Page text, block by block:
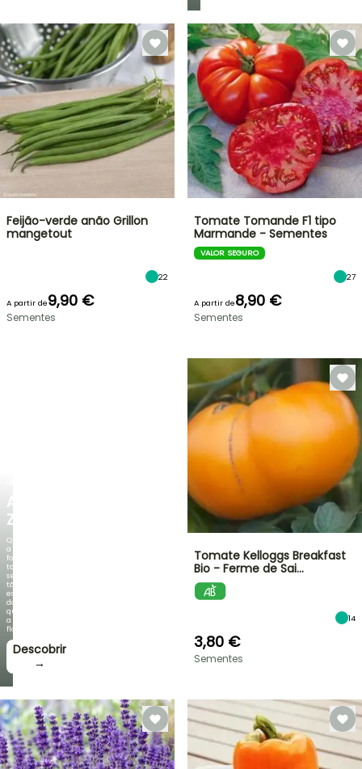
AGAPANTHUS
ZAMBEZI
Quando
a
folhagem
torna-
se
tão
espetacular
do
que
a
floração!
Descobrir
→
Feijão-verde anão Grillon
mangetout
22
A partir de9,90 €
Sementes
Tomate Tomande F1 tipo
Marmande - Sementes
VALOR SEGURO
27
A partir de8,90 €
Sementes
Tomate Kelloggs Breakfast
Bio - Ferme de Sai…
14
3,80 €
Sementes